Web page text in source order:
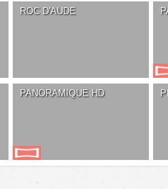
ROC D'AUDE
PANORAMIQUE HD